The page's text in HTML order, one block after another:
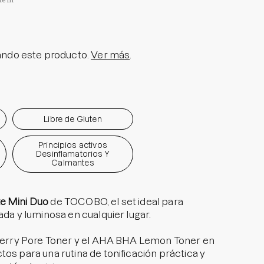
este producto.Ver más
Libre de Gluten
Principios activos
Desinflamatorios Y
Calmantes
Mini Duode TOCOBO, el set ideal para
y luminosa en cualquier lugar.
Pore Toner y el AHA BHA Lemon Toner en
para una rutina de tonificación práctica y